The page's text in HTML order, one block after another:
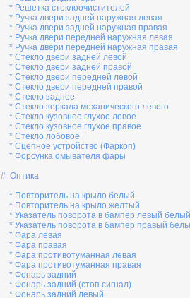
* Решетка стеклоочистителей
* Ручка двери задней наружная левая
* Ручка двери задней наружная правая
* Ручка двери передней наружная левая
* Ручка двери передней наружная правая
* Стекло двери задней левой
* Стекло двери задней правой
* Стекло двери передней левой
* Стекло двери передней правой
* Стекло заднее
* Стекло зеркала механического левого
* Стекло кузовное глухое левое
* Стекло кузовное глухое правое
* Стекло лобовое
* Сцепное устройство (Фаркоп)
* Форсунка омывателя фары
# Оптика
* Повторитель на крыло белый
* Повторитель на крыло желтый
* Указатель поворота в бампер левый белый
* Указатель поворота в бампер правый
* Фара левая
* Фара правая
* Фара противотуманная левая
* Фара противотуманная правая
* Фонарь задний
* Фонарь задний (стоп сигнал)
* Фонарь задний левый